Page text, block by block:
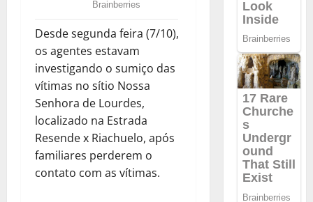
Desde segunda feira (7/10),
os agentes estavam
investigando o sumiço das
vítimas no sítio Nossa
Senhora de Lourdes,
localizado na Estrada
Resende x Riachuelo, após
familiares perderem o
contato com as vítimas.